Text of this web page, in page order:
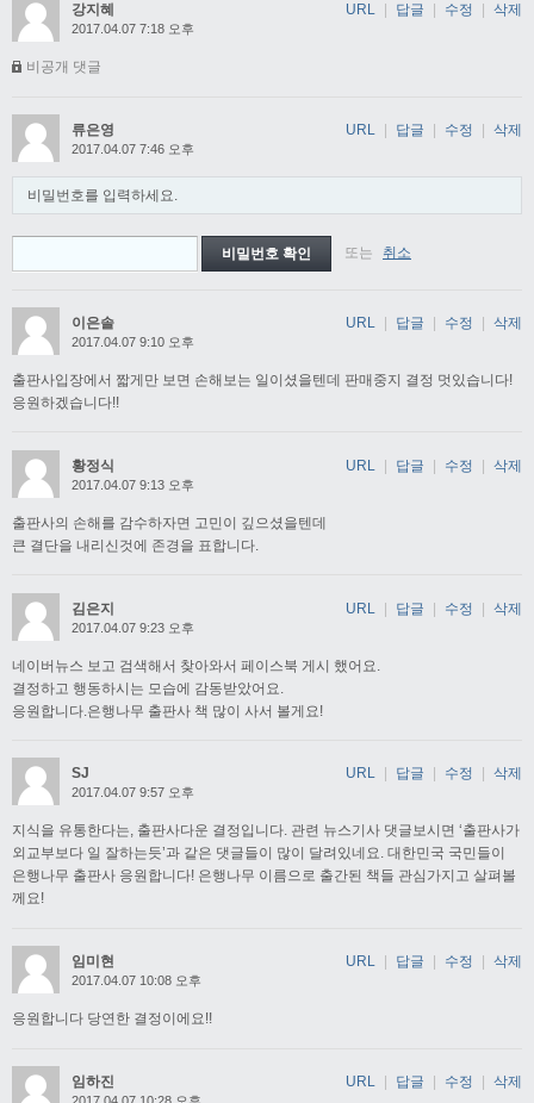
강지혜
2017.04.07 7:18 오후
비공개 댓글
URL 답글 수정 삭제
류은영
2017.04.07 7:46 오후
비밀번호를 입력하세요.
또는 취소
URL 답글 수정 삭제
이은솔
2017.04.07 9:10 오후
출판사입장에서 짧게만 보면 손해보는 일이셨을텐데 판매중지 결정 멋있습니다!
응원하겠습니다!!
URL 답글 수정 삭제
황정식
2017.04.07 9:13 오후
출판사의 손해를 감수하자면 고민이 깊으셨을텐데
큰 결단을 내리신것에 존경을 표합니다.
URL | 답글 | 수정 | 삭제
김은지
2017.04.07 9:23 오후
네이버뉴스 보고 검색해서 찾아와서 페이스북 게시 했어요.
결정하고 행동하시는 모습에 감동받았어요.
응원합니다.은행나무 출판사 책 많이 사서 볼게요!
URL | 답글 | 수정 | 삭제
SJ
2017.04.07 9:57 오후
지식을 유통한다는, 출판사다운 결정입니다. 관련 뉴스기사 댓글보시면 ‘출판사가
외교부보다 일 잘하는듯’과 같은 댓글들이 많이 달려있네요. 대한민국 국민들이
은행나무 출판사 응원합니다! 은행나무 이름으로 출간된 책들 관심가지고 살펴볼
께요!
URL 답글 수정 삭제
임미현
2017.04.07 10:08 오후
응원합니다 당연한 결정이에요!!
URL 답글 수정 삭제
임하진 URL 답글 수정 삭제